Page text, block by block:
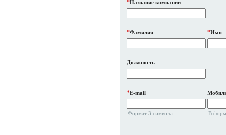
*Название компании
*Фамилия *Имя
Должность
*E-mail
Формат 3 символа В